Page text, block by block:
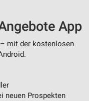
App
mit der kostenlosen
neuen Prospekten